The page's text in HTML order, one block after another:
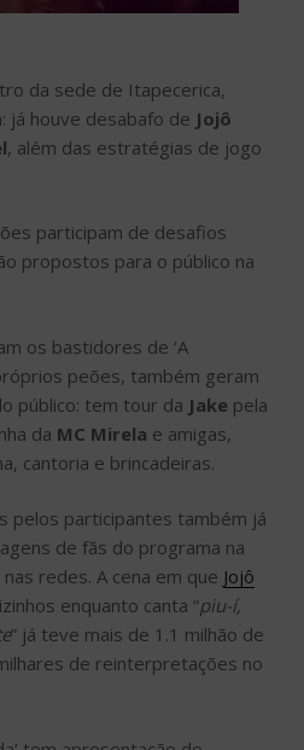
da sede de Itapecerica,
já houve desabafo de Jojô
, além das estratégias de jogo
participam de desafios
propostos para o público na
os bastidores de ‘A
peões, também geram
público: tem tour da Jake pela
da MC Mirela e amigas,
cantoria e brincadeiras.
pelos participantes também já
de fãs do programa na
redes. A cena em que Jojô
enquanto canta “piu-í,
” já teve mais de 1.1 milhão de
de reinterpretações no